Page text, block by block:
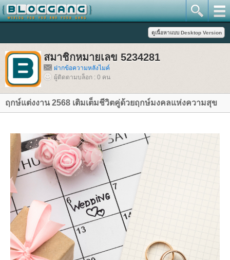
สมาชิกหมายเลข 5234281
ฝากข้อความหลังไมค์
ผู้ติดตามบล็อก : 0 คน
ฤกษ์แต่งงาน 2568 เติมเต็มชีวิตคู่ด้วยฤกษ์มงคลแห่งความสุข